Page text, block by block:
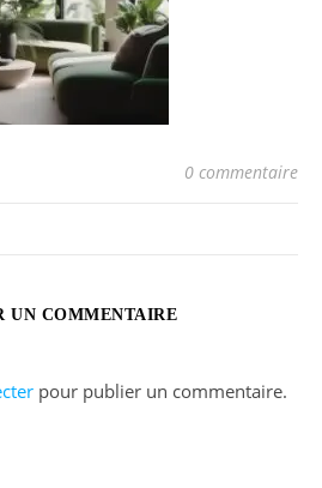
0 commentaire
UN COMMENTAIRE
pour publier un commentaire.